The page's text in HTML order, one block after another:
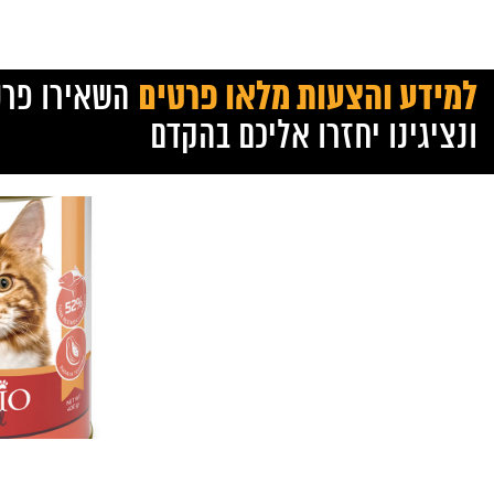
למידע והצעות מלאו פרטים השאירו
ונציגינו יחזרו אליכם בהקדם